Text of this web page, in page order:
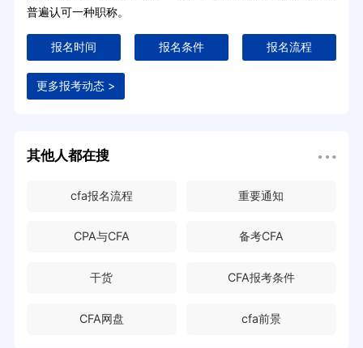
普遍认可一种职称。
报名时间 报名条件 报名流程
更多报考动态 >
其他人都在搜
cfa报名流程 重要通知
CPA与CFA 备考CFA
干货 CFA报考条件
CFA网盘 cfa前景